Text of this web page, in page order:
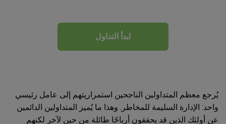
ابدأ التداول
يُرجع معظم المتداولين الناجحين استمراريتهم إلى عامل رئيسي
واحد: الإدارة السليمة للمخاطر. وهذا ما يُميز المتداولين الدائمين
عن أولئك الذين قد يحققون أرباحًا طائلة من حين لآخر لكنهم